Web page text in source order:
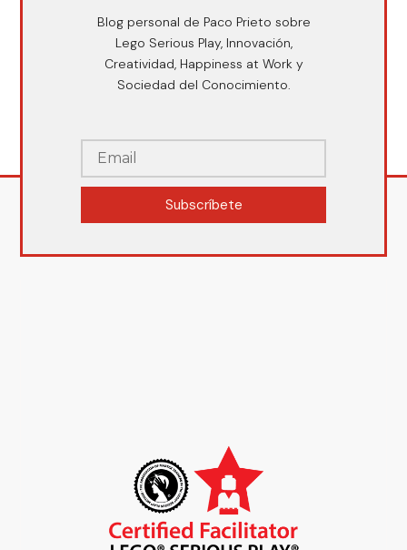
Blog personal de Paco Prieto sobre
Lego Serious Play, Innovación,
Creatividad, Happiness at Work y
Sociedad del Conocimiento.
Subscríbete